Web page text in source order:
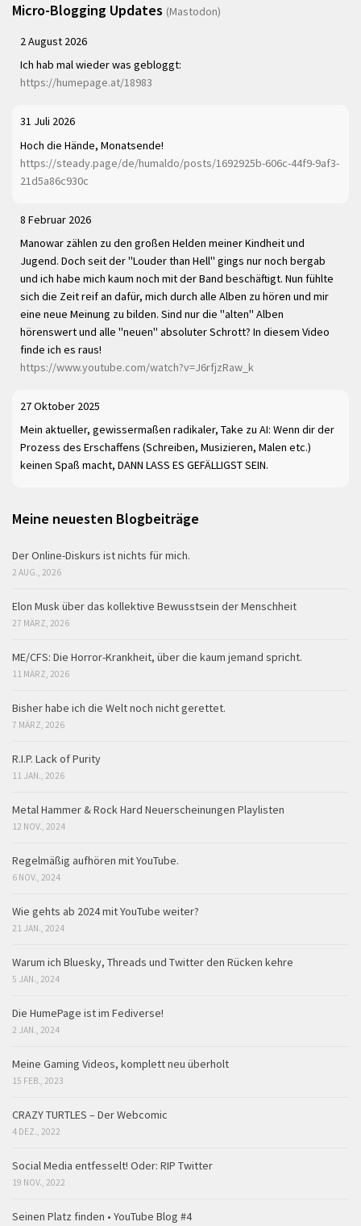
Micro-Blogging Updates (Mastodon)
2 August 2026
Ich hab mal wieder was gebloggt:
https://humepage.at/18983
31 Juli 2026
Hoch die Hände, Monatsende!
https://steady.page/de/humaldo/posts/1692925b-606c-44f9-9af3-
21d5a86c930c
8 Februar 2026
Manowar zählen zu den großen Helden meiner Kindheit und
Jugend. Doch seit der "Louder than Hell" gings nur noch bergab
und ich habe mich kaum noch mit der Band beschäftigt. Nun fühlte
sich die Zeit reif an dafür, mich durch alle Alben zu hören und mir
eine neue Meinung zu bilden. Sind nur die "alten" Alben
hörenswert und alle "neuen" absoluter Schrott? In diesem Video
finde ich es raus!
https://www.youtube.com/watch?v=J6rfjzRaw_k
27 Oktober 2025
Mein aktueller, gewissermaßen radikaler, Take zu AI: Wenn dir der
Prozess des Erschaffens (Schreiben, Musizieren, Malen etc.)
keinen Spaß macht, DANN LASS ES GEFÄLLIGST SEIN.
Meine neuesten Blogbeiträge
Der Online-Diskurs ist nichts für mich.
2 AUG., 2026
Elon Musk über das kollektive Bewusstsein der Menschheit
27 MÄRZ, 2026
ME/CFS: Die Horror-Krankheit, über die kaum jemand spricht.
11 MÄRZ, 2026
Bisher habe ich die Welt noch nicht gerettet.
7 MÄRZ, 2026
R.I.P. Lack of Purity
11 JAN., 2026
Metal Hammer & Rock Hard Neuerscheinungen Playlisten
12 NOV., 2024
Regelmäßig aufhören mit YouTube.
6 NOV., 2024
Wie gehts ab 2024 mit YouTube weiter?
21 JAN., 2024
Warum ich Bluesky, Threads und Twitter den Rücken kehre
5 JAN., 2024
Die HumePage ist im Fediverse!
2 JAN., 2024
Meine Gaming Videos, komplett neu überholt
15 FEB., 2023
CRAZY TURTLES – Der Webcomic
4 DEZ., 2022
Social Media entfesselt! Oder: RIP Twitter
19 NOV., 2022
Seinen Platz finden • YouTube Blog #4